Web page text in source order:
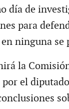
día de
para
ninguna
la
el